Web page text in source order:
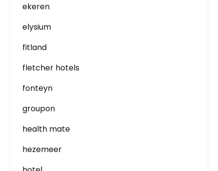
ekeren
elysium
fitland
fletcher hotels
fonteyn
groupon
health mate
hezemeer